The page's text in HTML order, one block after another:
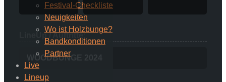
Festival-Checkliste
Neuigkeiten
Wo ist Holzbunge?
Bandkonditionen
Partner
Live
Lineup
LineUp / Auftritte:
WOODBUNGE 2024